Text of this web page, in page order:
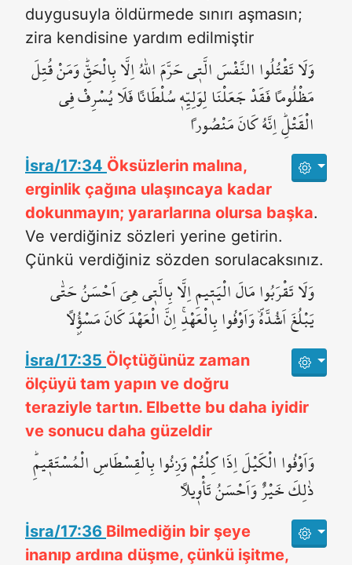
duygusuyla öldürmede sınırı aşmasın;
zira kendisine yardım edilmiştir
وَلَا تَقْتُلُوا النَّفْسَ الَّت۪ي حَرَّمَ اللّٰهُ اِلَّا بِالْحَقِّۜ وَمَنْ قُتِلَ
مَظْلُوماً فَقَدْ جَعَلْنَا لِوَلِيِّه۪ سُلْطَاناً فَلَا يُسْرِفْ فِي
الْقَتْلِۜ اِنَّهُ كَانَ مَنْصُوراً
İsra/17:34 Öksüzlerin malına,
erginlik çağına ulaşıncaya kadar
dokunmayın; yararlarına olursa başka.
Ve verdiğiniz sözleri yerine getirin.
Çünkü verdiğiniz sözden sorulacaksınız.
وَلَا تَقْرَبُوا مَالَ الْيَت۪يمِ اِلَّا بِالَّت۪ي هِيَ اَحْسَنُ حَتّٰى
يَبْلُغَ اَشُدَّهُۖ وَاَوْفُوا بِالْعَهْدِۚ اِنَّ الْعَهْدَ كَانَ مَسْؤُ۫لاً
İsra/17:35 Ölçtüğünüz zaman
ölçüyü tam yapın ve doğru
teraziyle tartın. Elbette bu daha iyidir
ve sonucu daha güzeldir
وَاَوْفُوا الْكَيْلَ اِذَا كِلْتُمْ وَزِنُوا بِالْقِسْطَاسِ الْمُسْتَق۪يمِۜ
ذٰلِكَ خَيْرٌ وَاَحْسَنُ تَأْو۪يلاً
İsra/17:36 Bilmediğin bir şeye
inanıp ardına düşme, çünkü işitme,